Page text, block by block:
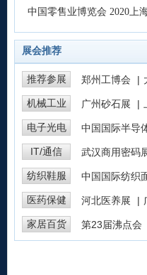
中国零售业博览会 2020上
展会推荐
推荐参展 郑州工博会 |
机械工业 广州砂石展 |
电子光电 中国国际半导
IT/通信 武汉商用密码
纺织鞋服 中国国际纺织
医药保健 河北医养展 |
家居百货 第23届沸点会